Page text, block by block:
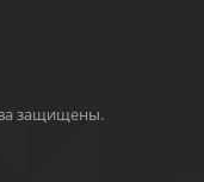
защищены.